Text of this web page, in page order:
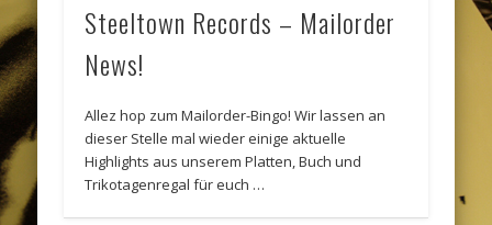
Steeltown Records – Mailorder
News!
Allez hop zum Mailorder-Bingo! Wir lassen an
dieser Stelle mal wieder einige aktuelle
Highlights aus unserem Platten, Buch und
Trikotagenregal für euch …